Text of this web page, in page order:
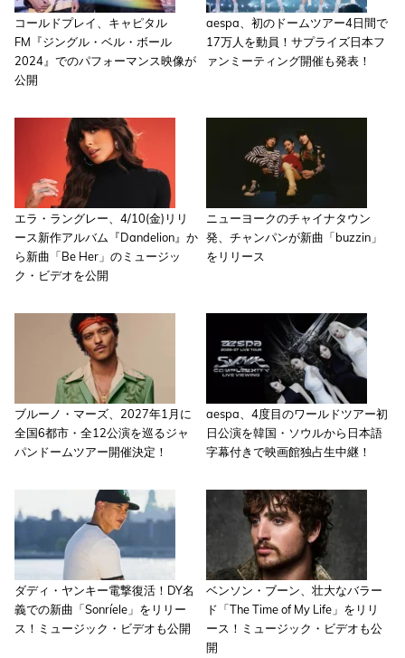
コールドプレイ、キャピタル
FM『ジングル・ベル・ボール
2024』でのパフォーマンス映像が
公開
aespa、初のドームツアー4日間で
17万人を動員！サプライズ日本フ
ァンミーティング開催も発表！
エラ・ラングレー、4/10(金)リリ
ース新作アルバム『Dandelion』か
ら新曲「Be Her」のミュージッ
ク・ビデオを公開
ニューヨークのチャイナタウン
発、チャンパンが新曲「buzzin」
をリリース
ブルーノ・マーズ、2027年1月に
全国6都市・全12公演を巡るジャ
パンドームツアー開催決定！
aespa、4度目のワールドツアー初
日公演を韓国・ソウルから日本語
字幕付きで映画館独占生中継！
ダディ・ヤンキー電撃復活！DY名
義での新曲「Sonríele」をリリー
ス！ミュージック・ビデオも公開
ベンソン・ブーン、壮大なバラー
ド「The Time of My Life」をリリ
ース！ミュージック・ビデオも公
開